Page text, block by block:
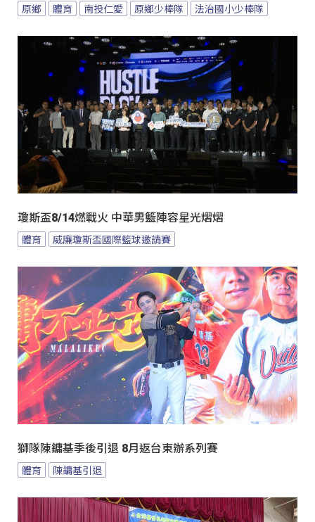
原鄉 體育 南投仁愛 原鄉少棒隊 法治國小少棒隊
瓊斯盃8/14燃戰火 中華男籃陣容星光熠熠
體育 威廉瓊斯盃國際籃球邀請賽
獅隊陳鏞基季後引退 8月返台東辦系列賽
體育 陳鏞基引退